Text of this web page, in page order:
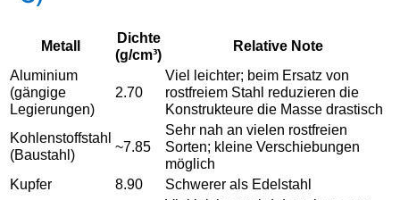
Metall
Dichte
(g/cm³)
Relative Note
Aluminium
(gängige
Legierungen)
2.70
Viel leichter; beim Ersatz von
rostfreiem Stahl reduzieren die
Konstrukteure die Masse drastisch
Kohlenstoffstahl
(Baustahl)
~7.85
Sehr nah an vielen rostfreien
Sorten; kleine Verschiebungen
möglich
Kupfer
8.90
Schwerer als Edelstahl